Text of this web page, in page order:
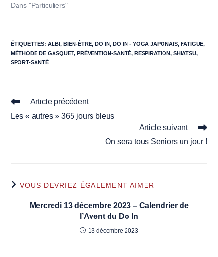
Dans "Particuliers"
ÉTIQUETTES:ALBI, BIEN-ÊTRE, DO IN, DO IN - YOGA JAPONAIS, FATIGUE,
MÉTHODE DE GASQUET, PRÉVENTION-SANTÉ, RESPIRATION, SHIATSU,
SPORT-SANTÉ
Read
articles
Article précédent
Les « autres » 365 jours bleus
Article suivant
On sera tous Seniors un jour !
VOUS DEVRIEZ ÉGALEMENT AIMER
Mercredi 13 décembre 2023 – Calendrier de
l’Avent du Do In
13 décembre 2023